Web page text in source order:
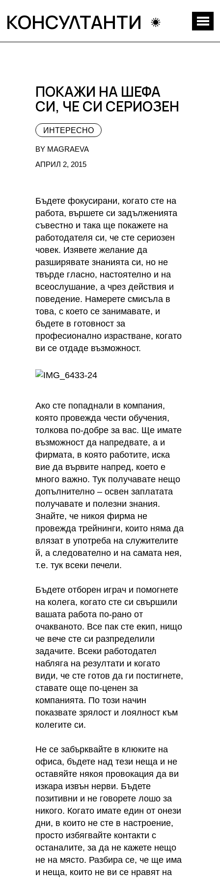
КОНСУЛТАНТИ
ПОКАЖИ НА ШЕФА
СИ, ЧЕ СИ СЕРИОЗЕН
ИНТЕРЕСНО
BY MAGRAEVA
АПРИЛ 2, 2015
Бъдете фокусирани, когато сте на
работа, вършете си задълженията
съвестно и така ще покажете на
работодателя си, че сте сериозен
човек. Изявете желание да
разширявате знанията си, но не
твърде гласно, настоятелно и на
всеослушание, а чрез действия и
поведение. Намерете смисъла в
това, с което се занимавате, и
бъдете в готовност за
професионално израстване, когато
ви се отдаде възможност.
Ако сте попаднали в компания,
която провежда чести обучения,
толкова по-добре за вас. Ще имате
възможност да напредвате, а и
фирмата, в която работите, иска
вие да вървите напред, което е
много важно. Тук получавате нещо
допълнително – освен заплатата
получавате и полезни знания.
Знайте, че никоя фирма не
провежда трейнинги, които няма да
влязат в употреба на служителите
й, а следователно и на самата нея,
т.е. тук всеки печели.
Бъдете отборен играч и помогнете
на колега, когато сте си свършили
вашата работа по-рано от
очакваното. Все пак сте екип, нищо
че вече сте си разпределили
задачите. Всеки работодател
набляга на резултати и когато
види, че сте готов да ги постигнете,
ставате още по-ценен за
компанията. По този начин
показвате зрялост и лоялност към
колегите си.
Не се забърквайте в клюките на
офиса, бъдете над тези неща и не
оставяйте някоя провокация да ви
изкара извън нерви. Бъдете
позитивни и не говорете лошо за
никого. Когато имате един от онези
дни, в които не сте в настроение,
просто избягвайте контакти с
останалите, за да не кажете нещо
не на място. Разбира се, че ще има
и неща, които не ви се нравят на